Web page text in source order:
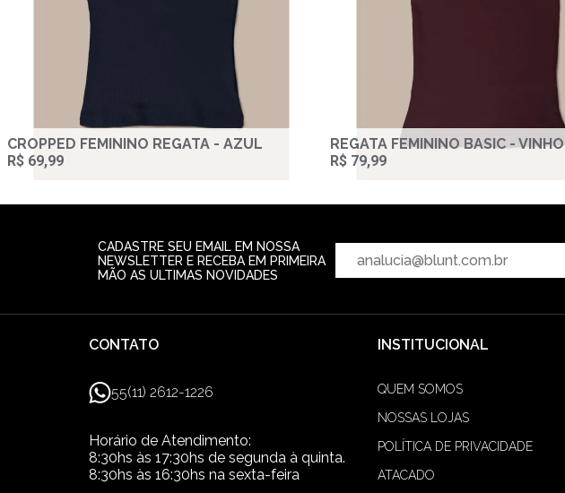
CROPPED FEMININO REGATA - AZUL
R$ 69,99
REGATA FEMININO BASIC - VINHO
R$ 79,99
CADASTRE SEU EMAIL EM NOSSA
NEWSLETTER E RECEBA EM PRIMEIRA
MÃO AS ULTIMAS NOVIDADES
CONTATO
55(11) 2612-1226
Horário de Atendimento:
8:30hs às 17:30hs de segunda à quinta.
8:30hs às 16:30hs na sexta-feira
INSTITUCIONAL
QUEM SOMOS
NOSSAS LOJAS
POLÍTICA DE PRIVACIDADE
ATACADO